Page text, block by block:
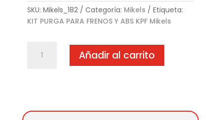
SKU: Mikels_182 Categoría: Mikels
Etiqueta:
KIT PURGA PARA FRENOS Y ABS KPF Mikels
PURGA
KPF
Añadir al carrito